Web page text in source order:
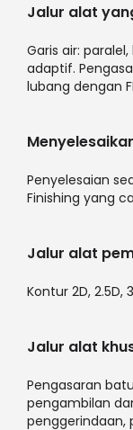
Jalur alat
Garis air:
adaptif.
lubang dengan
Penyelesaian
Finishing yang
Jalur alat
Kontur 2D, 2.5D,
Jalur alat
Pengasaran
pengambilan
penggerindaan,